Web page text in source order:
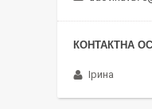
Ірина